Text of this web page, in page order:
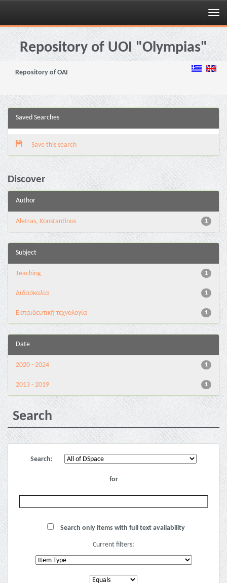
Skip
navigationRepository of UOI "Olympias"
Repository of OAI
Saved Searches
Save this search
Discover
Author
1
Aletras, Konstantinos
Subject
1
Teaching
1
Διδασκαλία
1
Εκπαιδευτική τεχνολογία
Date
1
2020 - 2024
1
2013 - 2019
Search
Search:
for
Search only items with full text availability
Current filters: